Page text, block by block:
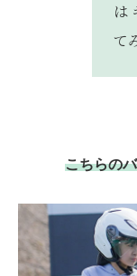
は
て
こちらの